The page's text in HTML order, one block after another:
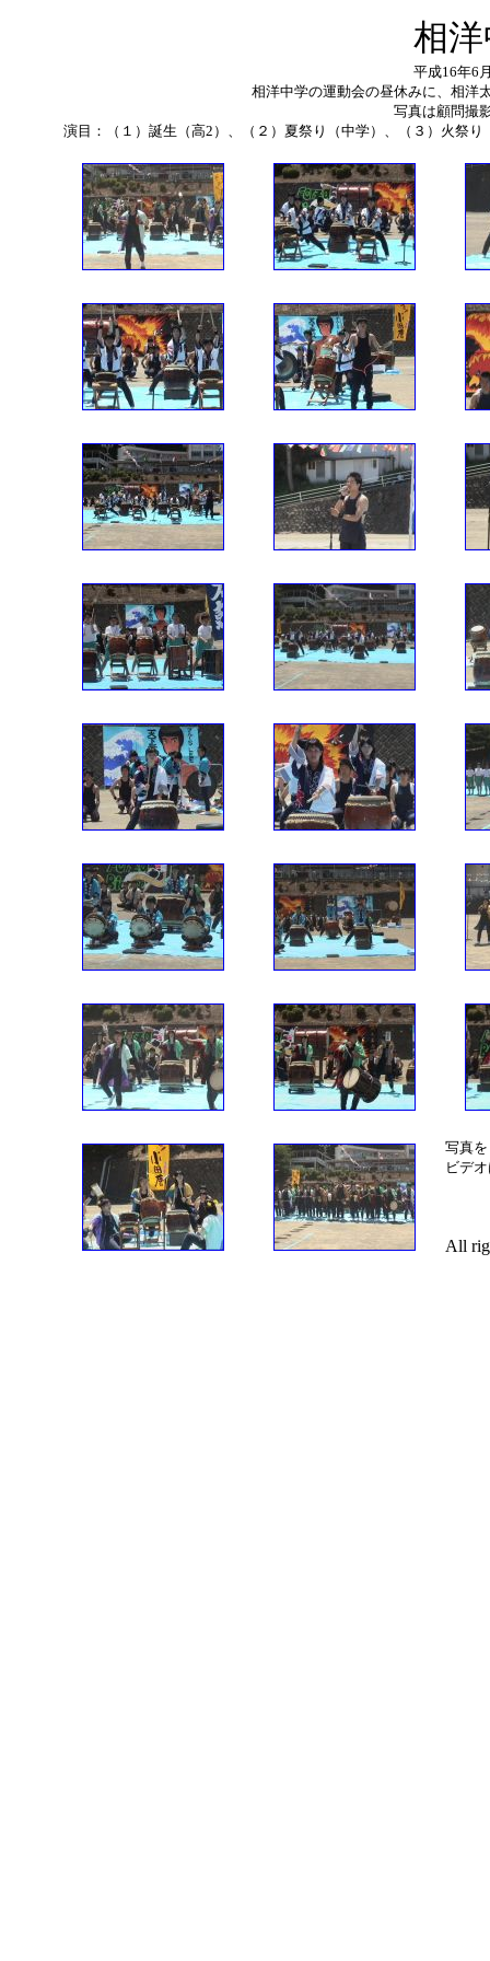
相
平成
相洋中学の運動会の昼休みに、相洋
写真は顧問撮
演目：（１）誕生（高2）、（２）夏祭り（中学）、（３）火祭
写真
ビデ
All